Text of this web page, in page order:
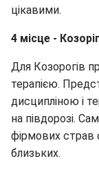
цікавими.
4 місце - Козоріг
Для Козорогів
терапією.
дисципліною і
на півдорозі.
фірмових страв
близьких.